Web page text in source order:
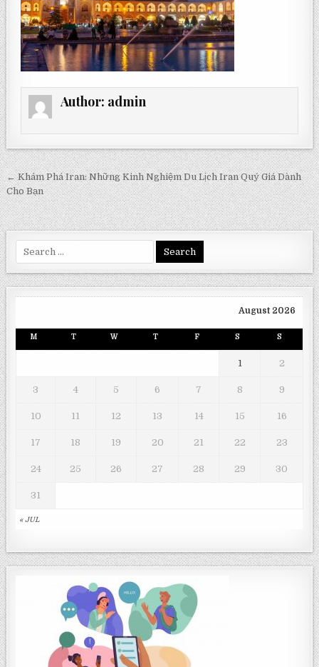
Author: admin
Post
navigation
← Khám Phá Iran: Những Kinh Nghiệm Du Lịch Iran Quý Giá Dành
Cho Bạn
August 2026
M T W T F S S
« JUL
1 2
3 4 5 6 7 8 9
10 11 12 13 14 15 16
17 18 19 20 21 22 23
24 25 26 27 28 29 30
31